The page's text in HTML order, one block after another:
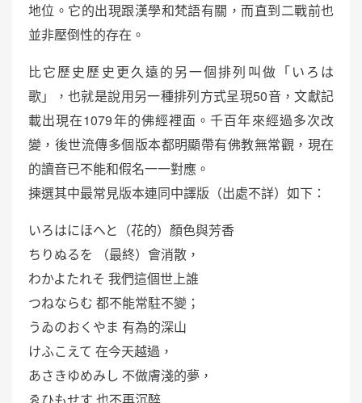
地位。它的出現跟漢學和梵語有關，而直到二戰前也
並非壓倒性的存在。
比它歷史歷史更久遠的另一個排列叫做「いろは
歌」，也就是說用另一種排列方式呈現50音，文獻記
載出現在1079年的佛經裡面。千百年來經過多次改
變，後世流傳多個版本都明顯帶有佛教無常觀，現在
的讀音已不能和假名一一對應。
揀選其中最常見版本連同中譯版（出處不詳）如下：
いろはにほへと（花的）顏色與芳香
ちりぬるを （最終）會消散，
わかよたれそ 我們這個世上誰
つねならむ 都不能常駐不變；
うゐのおくやま 有為的深山
けふこえて 在今天越過，
あさきゆめみし 不做膚淺的夢，